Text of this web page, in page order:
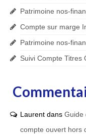
Patrimoine nos-
Compte sur marge
Patrimoine nos-
Suivi Compte Titres
Laurent dans Guide
compte ouvert hors